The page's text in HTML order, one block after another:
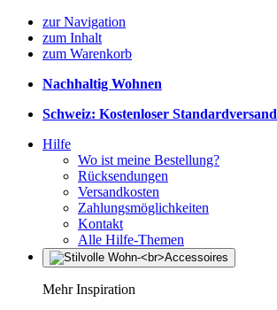
zur Navigation
zum Inhalt
zum Warenkorb
Nachhaltig Wohnen
Schweiz: Kostenloser Standardversand
Hilfe
Wo ist meine Bestellung?
Rücksendungen
Versandkosten
Zahlungsmöglichkeiten
Kontakt
Alle Hilfe-Themen
Mehr Inspiration